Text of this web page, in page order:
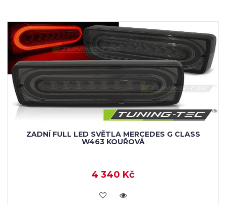
ZADNÍ FULL LED SVĚTLA MERCEDES G CLASS
W463 KOUŘOVÁ
4 340 Kč
KOUPIT